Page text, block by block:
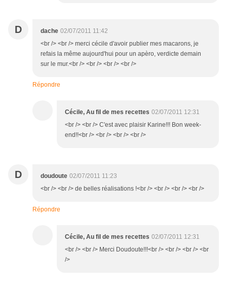
D dache 02/07/2011 11:42
<br /> <br /> merci cécile d'avoir publier mes macarons, je
refais la même aujourd'hui pour un apèro, verdicte demain
sur le mur.<br /> <br /> <br /> <br />
Répondre
Cécile, Au fil de mes recettes 02/07/2011 12:31
<br /> <br /> C'est avec plaisir Karine!!! Bon week-
end!!<br /> <br /> <br /> <br />
D doudoute 02/07/2011 11:23
<br /> <br /> de belles réalisations !<br /> <br /> <br /> <br />
Répondre
Cécile, Au fil de mes recettes 02/07/2011 12:31
<br /> <br /> Merci Doudoute!!!<br /> <br /> <br /> <br
/>